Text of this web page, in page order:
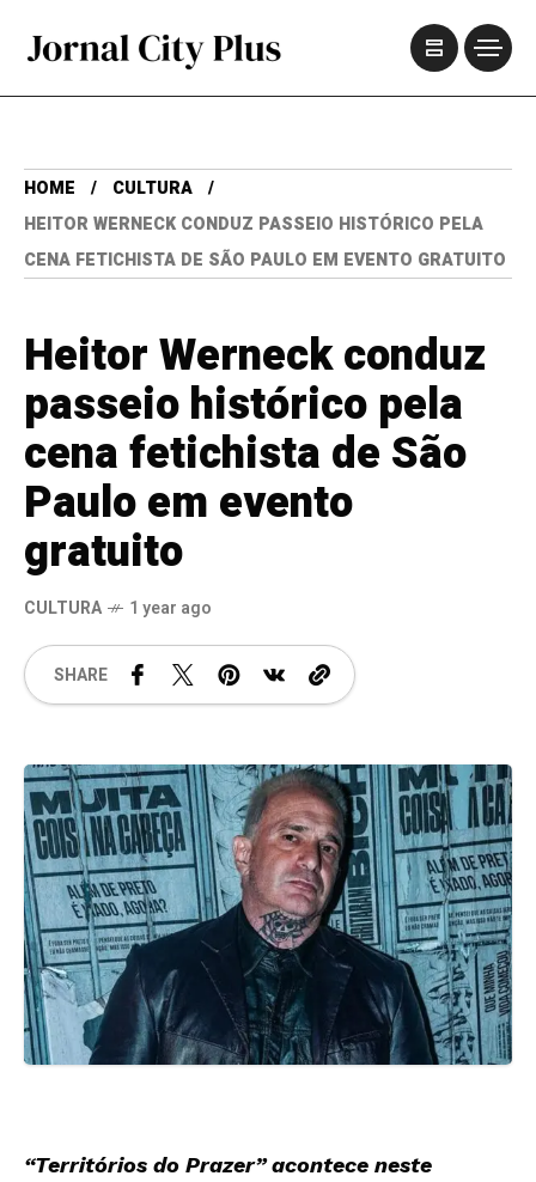
HOME
CULTURA
HEITOR WERNECK CONDUZ PASSEIO HISTÓRICO PELA
CENA FETICHISTA DE SÃO PAULO EM EVENTO GRATUITO
Heitor Werneck conduz
passeio histórico pela
cena fetichista de São
Paulo em evento
gratuito
CULTURA 1 year ago
SHARE
“Territórios do Prazer” acontece neste